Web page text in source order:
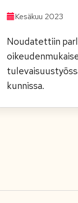
Kesäkuu 2023
Noudatettiin
kunnissa.